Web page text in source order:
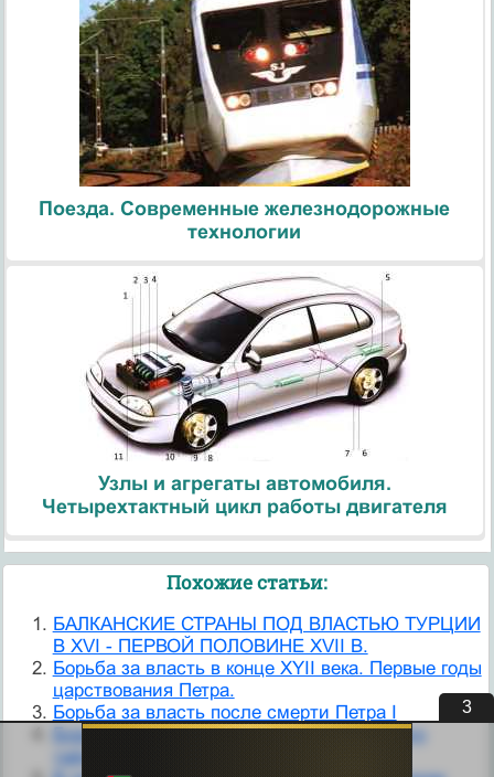
Поезда. Современные железнодорожные
технологии
Узлы и агрегаты автомобиля.
Четырехтактный цикл работы двигателя
Похожие статьи:
БАЛКАНСКИЕ СТРАНЫ ПОД ВЛАСТЬЮ ТУРЦИИ
В XVI - ПЕРВОЙ ПОЛОВИНЕ XVII В.
Борьба за власть в конце XYII века. Первые годы
царствования Петра.
Борьба за власть после смерти Петра I
Борьба за власть. Учреждение Верховного
тайного совета.
3